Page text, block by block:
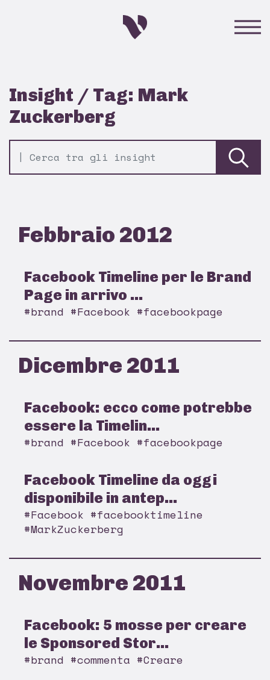
Insight / Tag: Mark
Zuckerberg
Febbraio 2012
Facebook Timeline per le Brand
Page in arrivo ...
#brand #Facebook #facebookpage
Dicembre 2011
Facebook: ecco come potrebbe
essere la Timelin...
#brand #Facebook #facebookpage
Facebook Timeline da oggi
disponibile in antep...
#Facebook #facebooktimeline
#MarkZuckerberg
Novembre 2011
Facebook: 5 mosse per creare
le Sponsored Stor...
#brand #commenta #Creare